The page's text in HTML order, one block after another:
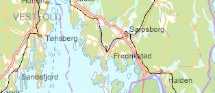
i smia på Kirkflå ved behov.
forbi Fremo Leir og bort
har hatt stor betydning
i Melhus fra gammelt av,